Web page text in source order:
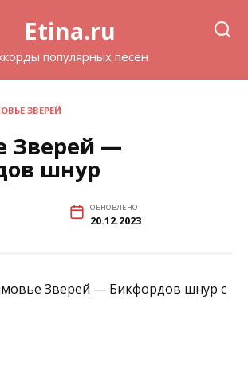
Etina.ru
популярных песен
ЗВЕРЕЙ
Зверей —
шнур
ОБНОВЛЕНО
20.12.2023
Зверей — Бикфордов шнур с